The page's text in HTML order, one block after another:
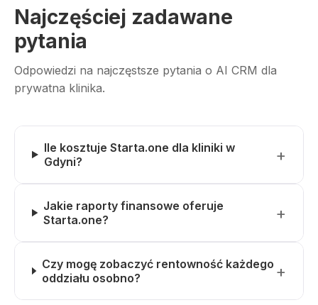
Najczęściej zadawane
pytania
Odpowiedzi na najczęstsze pytania o AI CRM dla
prywatna klinika.
Ile kosztuje Starta.one dla kliniki w
Gdyni?
Jakie raporty finansowe oferuje
Starta.one?
Czy mogę zobaczyć rentowność każdego
oddziału osobno?